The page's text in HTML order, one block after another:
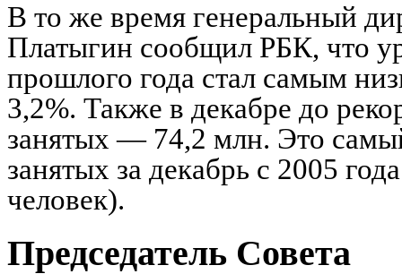
В то же время генеральный
Платыгин сообщил РБК, что
прошлого года стал самым
3,2%. Также в декабре до
занятых — 74,2 млн. Это
занятых за декабрь с 2005
человек).
Председатель Совета